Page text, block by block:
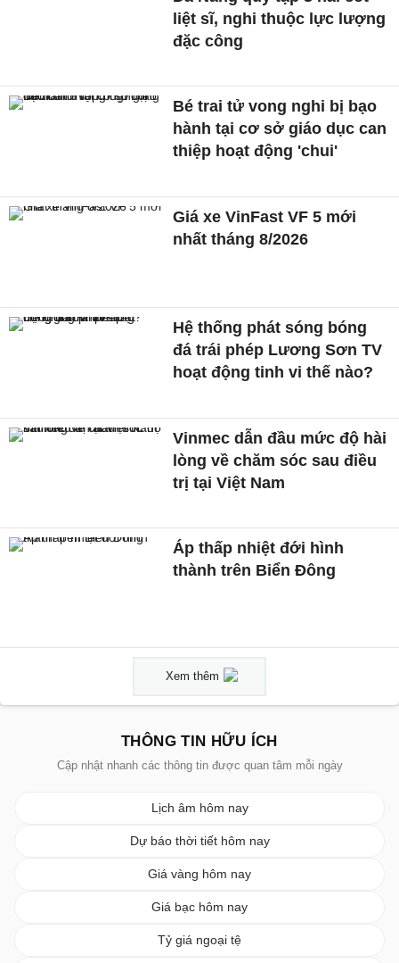
liệt sĩ, nghi thuộc lực lượng
đặc công
Bé trai tử vong nghi bị bạo
hành tại cơ sở giáo dục can
thiệp hoạt động 'chui'
Giá xe VinFast VF 5 mới
nhất tháng 8/2026
Hệ thống phát sóng bóng
đá trái phép Lương Sơn TV
hoạt động tinh vi thế nào?
Vinmec dẫn đầu mức độ hài
lòng về chăm sóc sau điều
trị tại Việt Nam
Áp thấp nhiệt đới hình
thành trên Biển Đông
Xem thêm
THÔNG TIN HỮU ÍCH
Cập nhật nhanh các thông tin được quan tâm mỗi ngày
Lịch âm hôm nay
Dự báo thời tiết hôm nay
Giá vàng hôm nay
Giá bạc hôm nay
Tỷ giá ngoại tệ